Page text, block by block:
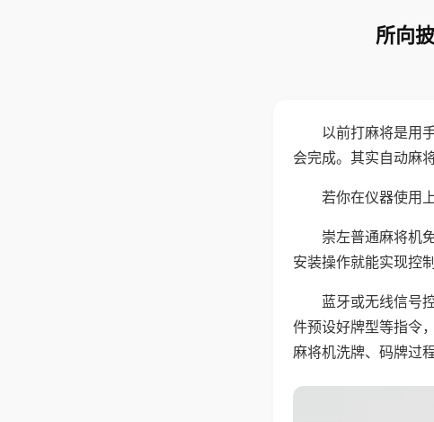
所向
以前打麻将是用
会完成。其实自动麻
若你在仪器使用
崇左普通麻将机
安装操作就能实现控
蓝牙或无线信号
件预设好牌型等指令
麻将机洗牌、码牌过